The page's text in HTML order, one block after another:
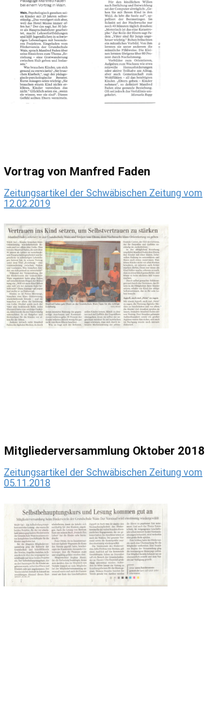
Vortrag von Manfred Faden
Zeitungsartikel der Schwäbischen Zeitung vom
12.02.2019
Mitgliederversammlung Oktober 2018
Zeitungsartikel der Schwäbischen Zeitung vom
05.11.2018